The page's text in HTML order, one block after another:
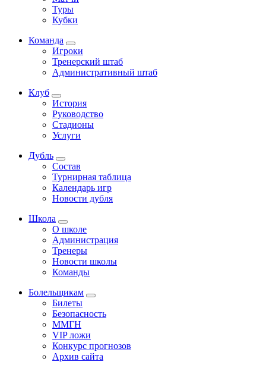
Туры
Кубки
Команда
Игроки
Тренерский штаб
Административный штаб
Клуб
История
Руководство
Стадионы
Услуги
Дубль
Состав
Турнирная таблица
Календарь игр
Новости дубля
Школа
О школе
Администрация
Тренеры
Новости школы
Команды
Болельщикам
Билеты
Безопасность
ММГН
VIP ложи
Конкурс прогнозов
Архив сайта